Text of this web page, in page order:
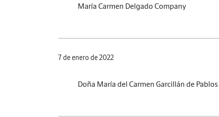
María Carmen Delgado Company
7 de enero de 2022
Doña María del Carmen Garcillán de Pablos